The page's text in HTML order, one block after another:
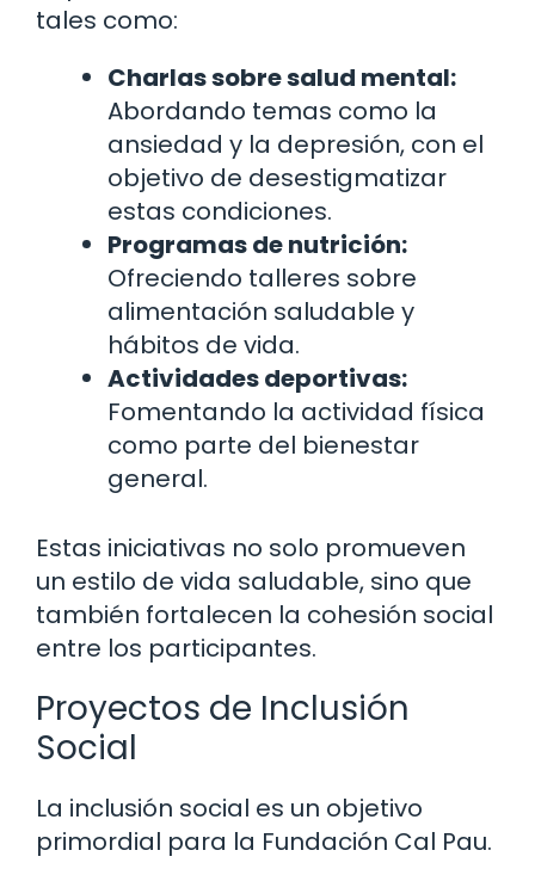
tales como:
Charlas sobre salud mental:
Abordando temas como la
ansiedad y la depresión, con el
objetivo de desestigmatizar
estas condiciones.
Programas de nutrición:
Ofreciendo talleres sobre
alimentación saludable y
hábitos de vida.
Actividades deportivas:
Fomentando la actividad física
como parte del bienestar
general.
Estas iniciativas no solo promueven
un estilo de vida saludable, sino que
también fortalecen la cohesión social
entre los participantes.
Proyectos de Inclusión
Social
La inclusión social es un objetivo
primordial para la Fundación Cal Pau.